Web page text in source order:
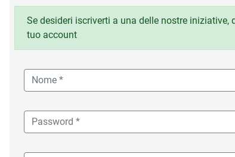
Se desideri iscriverti a una delle nostre
tuo account